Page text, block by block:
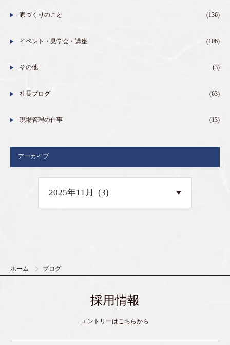
家づくりのこと (136)
イベント・見学会・講座 (106)
その他 (3)
社長ブログ (63)
現場管理の仕事 (13)
アーカイブ
ホーム ブログ
採用情報
エントリーはこちらから